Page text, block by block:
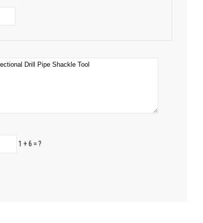
1 + 6 = ?